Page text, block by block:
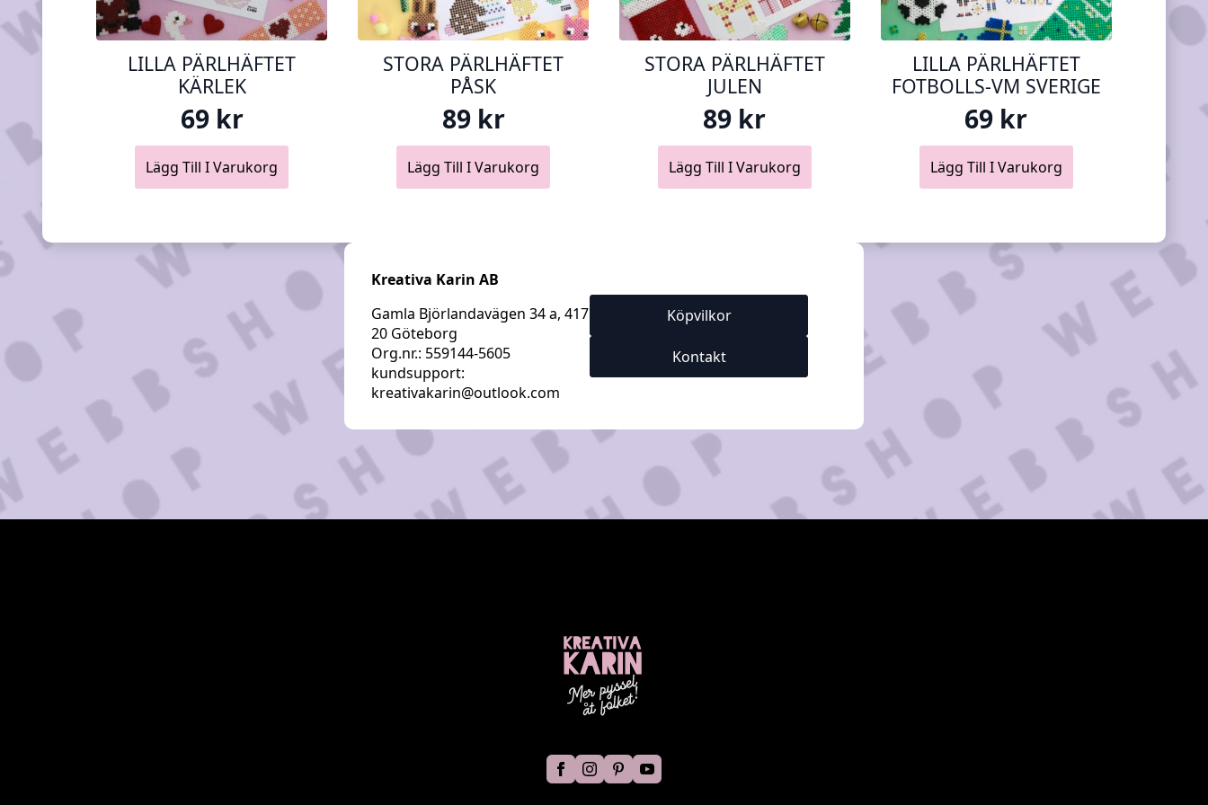
LILLA PÄRLHÄFTET
KÄRLEK
69 kr
Lägg Till I Varukorg
STORA PÄRLHÄFTET
PÅSK
89 kr
Lägg Till I Varukorg
STORA PÄRLHÄFTET
JULEN
89 kr
Lägg Till I Varukorg
LILLA PÄRLHÄFTET
FOTBOLLS-VM SVERIGE
69 kr
Lägg Till I Varukorg
Kreativa Karin AB
Gamla Björlandavägen 34 a, 417
20 Göteborg
Org.nr.: 559144-5605
kundsupport:
kreativakarin@outlook.com
Köpvilkor
Kontakt